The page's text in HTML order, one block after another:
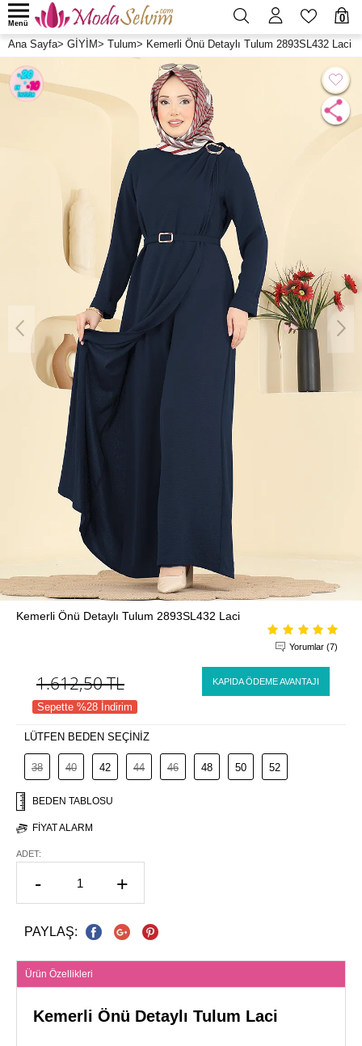
0
Menü
Ana Sayfa> GİYİM> Tulum> Kemerli Önü Detaylı Tulum 2893SL432 Laci
Kemerli Önü Detaylı Tulum 2893SL432 Laci
Yorumlar (7)
1.612,50TL KAPIDA ÖDEME AVANTAJI
Sepette %28 İndirim
LÜTFEN BEDEN SEÇİNİZ
38 40 42 44 46 48 50 52
BEDEN TABLOSU
FIYAT ALARM
ADET:
- +
PAYLAŞ:
Ürün Özellikleri
Kemerli Önü Detaylı Tulum Laci